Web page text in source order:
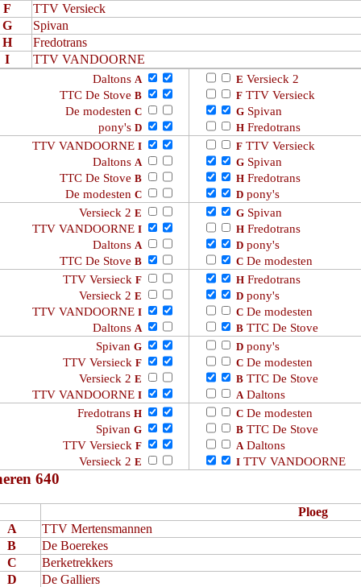
F
TTV Versieck
G
Spivan
H
Fredotrans
I
TTV VANDOORNE
Daltons A
TTC De Stove B
De modesten C
pony's D
E Versieck 2
F TTV Versieck
G Spivan
H Fredotrans
TTV VANDOORNE I
Daltons A
TTC De Stove B
De modesten C
F TTV Versieck
G Spivan
H Fredotrans
D pony's
Versieck 2 E
TTV VANDOORNE I
Daltons A
TTC De Stove B
G Spivan
H Fredotrans
D pony's
C De modesten
TTV Versieck F
Versieck 2 E
TTV VANDOORNE I
Daltons A
H Fredotrans
D pony's
C De modesten
B TTC De Stove
Spivan G
TTV Versieck F
Versieck 2 E
TTV VANDOORNE I
D pony's
C De modesten
B TTC De Stove
A Daltons
Fredotrans H
Spivan G
TTV Versieck F
Versieck 2 E
C De modesten
B TTC De Stove
A Daltons
I TTV VANDOORNE
640
Ploeg
A
TTV Mertensmannen
B
De Boerekes
C
Berketrekkers
D
De Galliers